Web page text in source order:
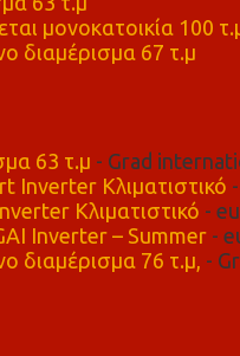
μονοκατοικία 100
διαμέρισμα 67 τ.μ
63 τ.μ - Grad
Inverter Κλιματιστικό
Κλιματιστικό -
Inverter – Summer-
διαμέρισμα 76 τ.μ, -